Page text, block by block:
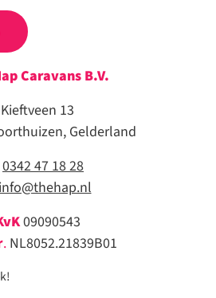
Caravans B.V.
Kieftveen 13
Gelderland
0342 47 18 28
info@thehap.nl
09090543
. NL8052.21839B01